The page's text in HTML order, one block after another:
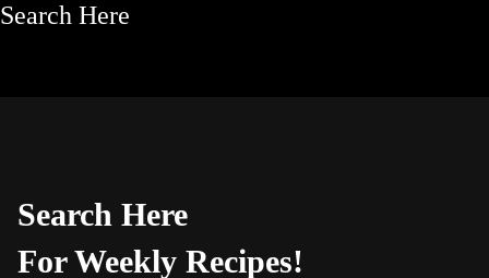
Search Here
Search Here
For Weekly Recipes!